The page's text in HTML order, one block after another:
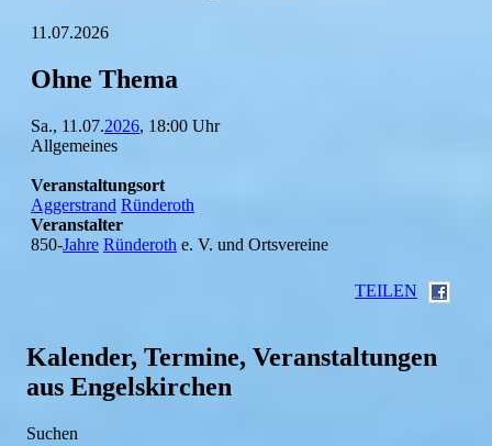
11.07.2026
Ohne Thema
Sa., 11.07.2026, 18:00 Uhr
Allgemeines
Veranstaltungsort
Aggerstrand Ründeroth
Veranstalter
850-Jahre Ründeroth e. V. und Ortsvereine
TEILEN
Kalender, Termine, Veranstaltungen
aus Engelskirchen
Suchen